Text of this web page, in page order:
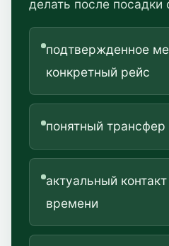
делать после посадки
подтвержденное
конкретный рейс
понятный
актуальный
времени